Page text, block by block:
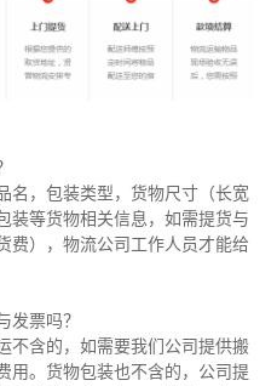
名，包装类型，货物尺寸（长宽
装等货物相关信息，如需提货与
费），物流公司工作人员才能给
发票吗？
不含的，如需要我们公司提供搬
用。货物包装也不含的，公司提